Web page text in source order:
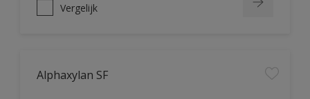
Vergelijk
Alphaxylan SF